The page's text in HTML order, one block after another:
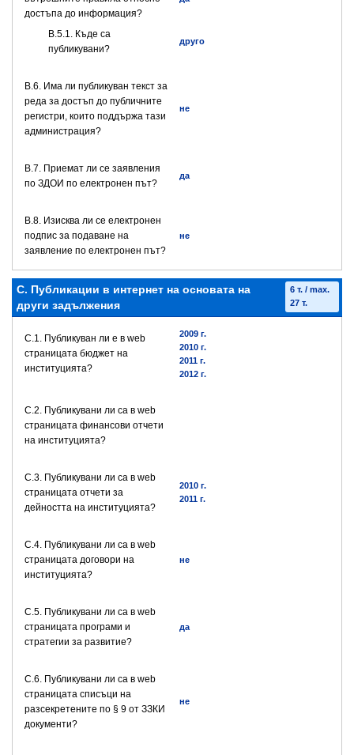
достъпа до информация?
В.5.1. Къде са
публикувани?
друго
В.6. Има ли публикуван текст за
реда за достъп до публичните
регистри, които поддържа тази
администрация?
не
В.7. Приемат ли се заявления
по ЗДОИ по електронен път?
да
В.8. Изисква ли се електронен
подпис за подаване на
заявление по електронен път?
не
C. Публикации в интернет на основата на
други задължения
6 т. / max.
27 т.
C.1. Публикуван ли е в web
страницата бюджет на
институцията?
2009 г.
2010 г.
2011 г.
2012 г.
C.2. Публикувани ли са в web
страницата финансови отчети
на институцията?
C.3. Публикувани ли са в web
страницата отчети за
дейността на институцията?
2010 г.
2011 г.
C.4. Публикувани ли са в web
страницата договори на
институцията?
не
C.5. Публикувани ли са в web
страницата програми и
стратегии за развитие?
да
C.6. Публикувани ли са в web
страницата списъци на
разсекретените по § 9 от ЗЗКИ
документи?
не